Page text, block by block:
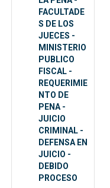
FACULTADE
S DE LOS
JUECES -
MINISTERIO
PUBLICO
FISCAL -
REQUERIMIE
NTO DE
PENA -
JUICIO
CRIMINAL -
DEFENSA EN
JUICIO -
DEBIDO
PROCESO